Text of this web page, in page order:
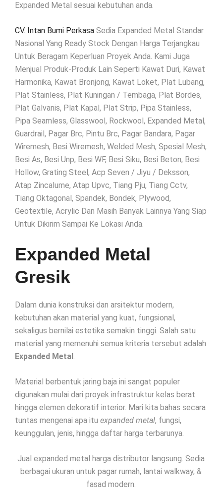
Expanded Metal sesuai kebutuhan anda.
CV. Intan Bumi Perkasa Sedia Expanded Metal Standar
Nasional Yang Ready Stock Dengan Harga Terjangkau
Untuk Beragam Keperluan Proyek Anda. Kami Juga
Menjual Produk-Produk Lain Seperti Kawat Duri, Kawat
Harmonika, Kawat Bronjong, Kawat Loket, Plat Lubang,
Plat Stainless, Plat Kuningan / Tembaga, Plat Bordes,
Plat Galvanis, Plat Kapal, Plat Strip, Pipa Stainless,
Pipa Seamless, Glasswool, Rockwool, Expanded Metal,
Guardrail, Pagar Brc, Pintu Brc, Pagar Bandara, Pagar
Wiremesh, Besi Wiremesh, Welded Mesh, Spesial Mesh,
Besi As, Besi Unp, Besi WF, Besi Siku, Besi Beton, Besi
Hollow, Grating Steel, Acp Seven / Jiyu / Deksson,
Atap Zincalume, Atap Upvc, Tiang Pju, Tiang Cctv,
Tiang Oktagonal, Spandek, Bondek, Plywood,
Geotextile, Acrylic Dan Masih Banyak Lainnya Yang Siap
Untuk Dikirim Sampai Ke Lokasi Anda.
Expanded Metal
Gresik
Dalam dunia konstruksi dan arsitektur modern,
kebutuhan akan material yang kuat, fungsional,
sekaligus bernilai estetika semakin tinggi. Salah satu
material yang memenuhi semua kriteria tersebut adalah
Expanded Metal.
Material berbentuk jaring baja ini sangat populer
digunakan mulai dari proyek infrastruktur kelas berat
hingga elemen dekoratif interior. Mari kita bahas secara
tuntas mengenai apa itu expanded metal, fungsi,
keunggulan, jenis, hingga daftar harga terbarunya.
Jual expanded metal harga distributor langsung. Sedia
berbagai ukuran untuk pagar rumah, lantai walkway, &
fasad modern.